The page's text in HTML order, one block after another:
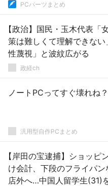
PCパーツまとめ
【政治】国民・玉木代表「
策は難しくて理解できな
性蔑視」と波紋広がる
政経ch
ノートPCってすぐ壊れね？
汎用型自作PCまとめ
【岸田の宝逮捕】ショッピ
け会計、下段のフライパン
店外へ…中国人留学生(31)